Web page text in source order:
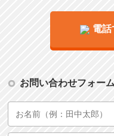
電話
お問い合わせフォーム